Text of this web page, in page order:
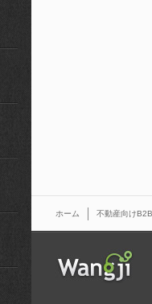
ホーム 不動産向け